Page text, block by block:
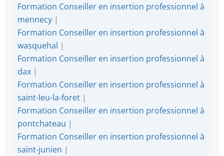
Formation Conseiller en insertion professionnel à
mennecy |
Formation Conseiller en insertion professionnel à
wasquehal |
Formation Conseiller en insertion professionnel à
dax |
Formation Conseiller en insertion professionnel à
saint-leu-la-foret |
Formation Conseiller en insertion professionnel à
pontchateau |
Formation Conseiller en insertion professionnel à
saint-junien |